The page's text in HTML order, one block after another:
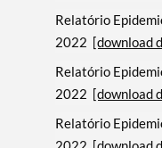
Relatório
2022 [download
Relatório
2022 [download
Relatório